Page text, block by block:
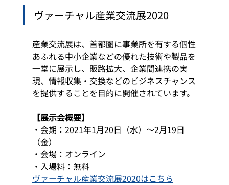
ヴァーチャル産業交流展2020
産業交流展は、首都圏に事業所を有する個性
あふれる中小企業などの優れた技術や製品を
一堂に展示し、販路拡大、企業間連携の実
現、情報収集・交換などのビジネスチャンス
を提供することを目的に開催されています。
【展示会概要】
・会期：2021年1月20日（水）～2月19日
（金）
・会場：オンライン
・入場料：無料
ヴァーチャル産業交流展2020はこちら